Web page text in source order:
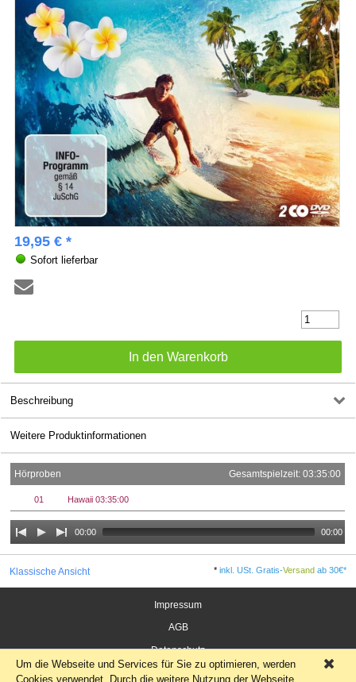
19,95 € *
Sofort lieferbar
Beschreibung
Weitere Produktinformationen
Hörproben Gesamtspielzeit: 03:35:00
01 Hawaii 03:35:00
00:00 00:00
Klassische Ansicht *inkl. USt. Gratis-Versand ab 30€*
Impressum
AGB
Datenschutz
Widerrufsrecht für Verbraucher
Um die Webseite und Services für Sie zu optimieren, werden
Cookies verwendet. Durch die weitere Nutzung der Webseite